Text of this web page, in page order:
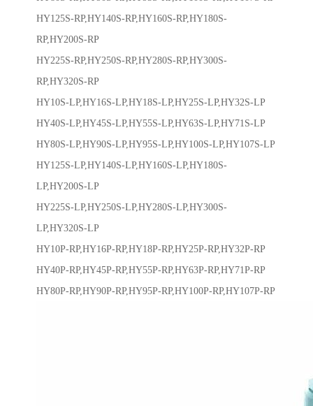
HY125S-RP,HY140S-RP,HY160S-RP,HY180S-
RP,HY200S-RP
HY225S-RP,HY250S-RP,HY280S-RP,HY300S-
RP,HY320S-RP
HY10S-LP,HY16S-LP,HY18S-LP,HY25S-LP,HY32S-LP
HY40S-LP,HY45S-LP,HY55S-LP,HY63S-LP,HY71S-LP
HY80S-LP,HY90S-LP,HY95S-LP,HY100S-LP,HY107S-LP
HY125S-LP,HY140S-LP,HY160S-LP,HY180S-
LP,HY200S-LP
HY225S-LP,HY250S-LP,HY280S-LP,HY300S-
LP,HY320S-LP
HY10P-RP,HY16P-RP,HY18P-RP,HY25P-RP,HY32P-RP
HY40P-RP,HY45P-RP,HY55P-RP,HY63P-RP,HY71P-RP
HY80P-RP,HY90P-RP,HY95P-RP,HY100P-RP,HY107P-RP